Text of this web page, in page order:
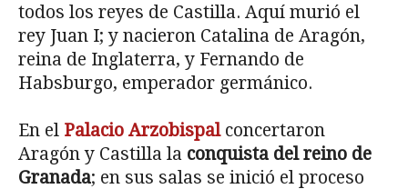
todos los reyes de Castilla. Aquí murió el
rey Juan I; y nacieron Catalina de Aragón,
reina de Inglaterra, y Fernando de
Habsburgo, emperador germánico.
En el Palacio Arzobispal concertaron
Aragón y Castilla la conquista del reino de
Granada; en sus salas se inició el proceso